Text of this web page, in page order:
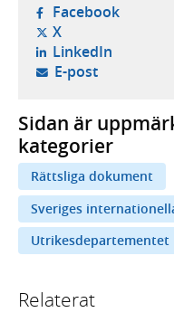
Facebook-
X- öppnas i ny
LinkedIn-
E-post- öppnar
Sidan är
kategorier
Rättsliga dokument
Sveriges
Utrikesdepartementet
Relaterat